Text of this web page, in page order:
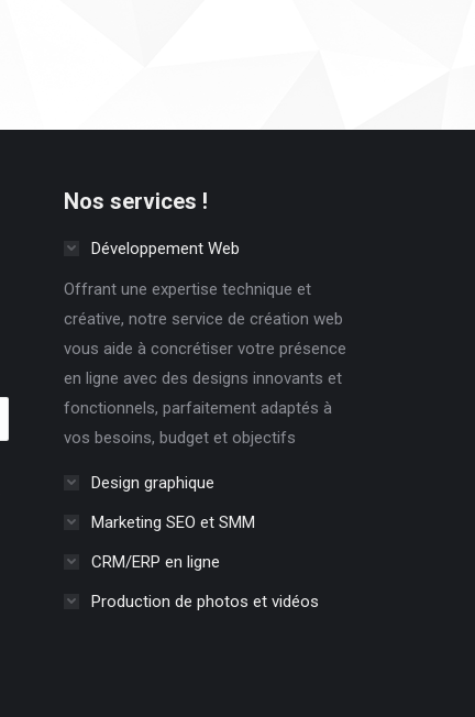
Nos services !
Développement Web
Offrant une expertise technique et
créative, notre service de création web
vous aide à concrétiser votre présence
en ligne avec des designs innovants et
fonctionnels, parfaitement adaptés à
vos besoins, budget et objectifs
Design graphique
Marketing SEO et SMM
CRM/ERP en ligne
Production de photos et vidéos